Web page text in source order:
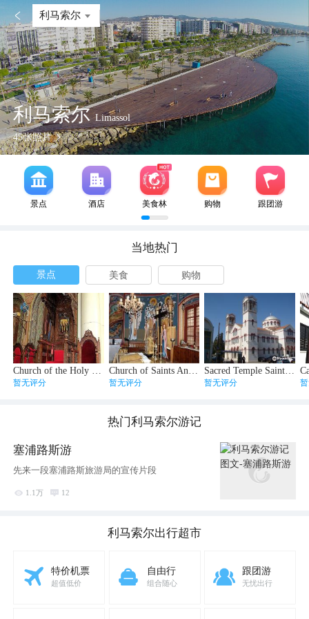
 利马索尔
利马索尔Limassol
45张照片
景点 酒店 美食林 购物 跟团游
当地热门
景点 美食 购物
暂无评分 暂无评分 暂无评分
热门利马索尔游记
塞浦路斯游
先来一段塞浦路斯旅游局的宣传片段
 1.1万 12
利马索尔出行超市
特价机票
超值低价
自由行
组合随心
跟团游
无忧出行